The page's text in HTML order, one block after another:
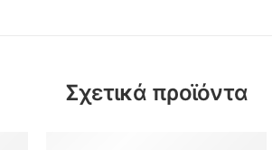
Σχετικά προϊόντα